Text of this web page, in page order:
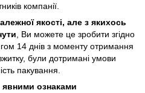
компанії.
якості, але з якихось
, Ви можете це зробити згідно
14 днів з моменту отримання
були дотримані умови
пакування.
ознаками